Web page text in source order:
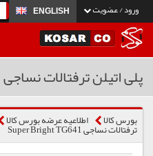
ورود / عضویت ENGLISH
پلی اتیلن ترفتالات نساجی Super Bright TG641
بورس کالا اطلاعیه عرضه بورس کالا
ترفتالات نساجی Super Bright TG641